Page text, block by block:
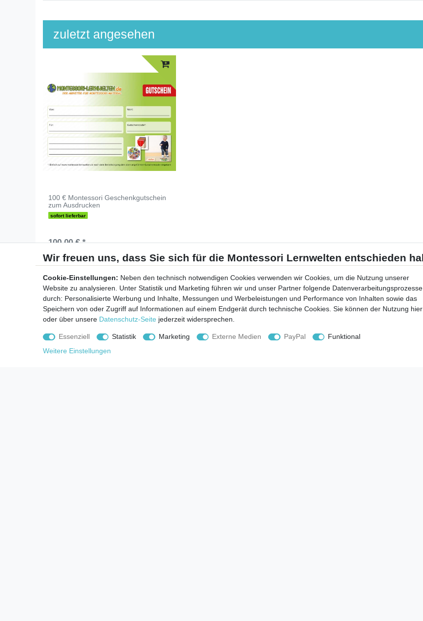
zuletzt angesehen
100 € Montessori Geschenkgutschein
zum Ausdrucken
sofort lieferbar
100,00 € *
hochwertige Qualität schnelle Lieferung
Cookie-Einstellungen: Neben den technisch notwendigen Cookies verwenden wir Cookies, um die Nutzung unserer
Website zu analysieren. Unter Statistik und Marketing führen wir und unser Partner folgende Datenverarbeitungsprozesse
durch: Personalisierte Werbung und Inhalte, Messungen und Werbeleistungen und Performance von Inhalten sowie das
Speichern von oder Zugriff auf Informationen auf einem Endgerät durch technische Cookies. Sie können der Nutzung hier
oder über unsere Datenschutz-Seite jederzeit widersprechen.
Essenziell Statistik Marketing Externe Medien PayPal
Funktional
Weitere Einstellungen